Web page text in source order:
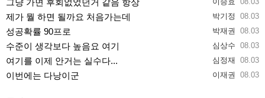
박기정 08.03
제가 뭘 하면 될까요 처음가는데
박재권 08.03
성공확률 90프로
심상수 08.03
수준이 생각보다 높음요 여기
심정재 08.03
여기를 이제 안거는 실수다...
이재권 08.03
이번에는 다낭이군